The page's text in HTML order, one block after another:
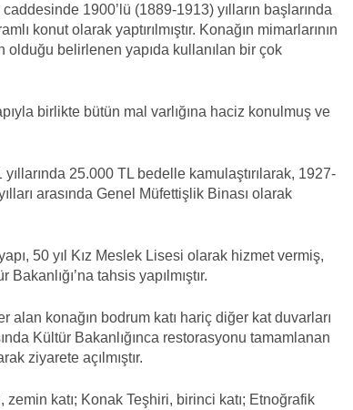
1900’lü (1889-1913) yılların başlarında
konut olarak yaptırılmıştır. Konağın mimarlarının
olduğu belirlenen yapıda kullanılan bir çok
birlikte bütün mal varlığına haciz konulmuş ve
25.000 TL bedelle kamulaştırılarak, 1927-
arasında Genel Müfettişlik Binası olarak
50 yıl Kız Meslek Lisesi olarak hizmet vermiş,
tahsis yapılmıştır.
alan konağın bodrum katı hariç diğer kat duvarları
Kültür Bakanlığınca restorasyonu tamamlanan
ziyarete açılmıştır.
katı; Konak Teşhiri, birinci katı; Etnoğrafik